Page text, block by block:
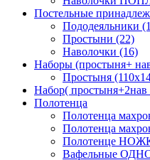
Постельные
Пододеяльники
Простыни (22)
Наволочки (16)
Наборы (простыня+
Простыня
Набор( простыня+2нав
Полотенца
Полотенца
Полотенца
Полотенце
Вафельные